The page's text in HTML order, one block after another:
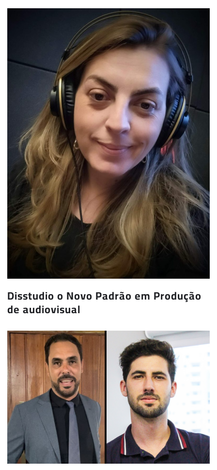
Disstudio o Novo Padrão em Produção
de audiovisual